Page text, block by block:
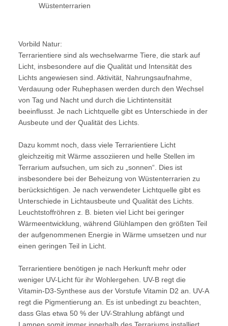
Wüstenterrarien
Vorbild Natur:
Terrarientiere sind als wechselwarme Tiere, die stark auf
Licht, insbesondere auf die Qualität und Intensität des
Lichts angewiesen sind. Aktivität, Nahrungsaufnahme,
Verdauung oder Ruhephasen werden durch den Wechsel
von Tag und Nacht und durch die Lichtintensität
beeinflusst. Je nach Lichtquelle gibt es Unterschiede in der
Ausbeute und der Qualität des Lichts.
Dazu kommt noch, dass viele Terrarientiere Licht
gleichzeitig mit Wärme assoziieren und helle Stellen im
Terrarium aufsuchen, um sich zu „sonnen“. Dies ist
insbesondere bei der Beheizung von Wüstenterrarien zu
berücksichtigen. Je nach verwendeter Lichtquelle gibt es
Unterschiede in Lichtausbeute und Qualität des Lichts.
Leuchtstoffröhren z. B. bieten viel Licht bei geringer
Wärmeentwicklung, während Glühlampen den größten Teil
der aufgenommenen Energie in Wärme umsetzen und nur
einen geringen Teil in Licht.
Terrarientiere benötigen je nach Herkunft mehr oder
weniger UV-Licht für ihr Wohlergehen. UV-B regt die
Vitamin-D3-Synthese aus der Vorstufe Vitamin D2 an. UV-A
regt die Pigmentierung an. Es ist unbedingt zu beachten,
dass Glas etwa 50 % der UV-Strahlung abfängt und